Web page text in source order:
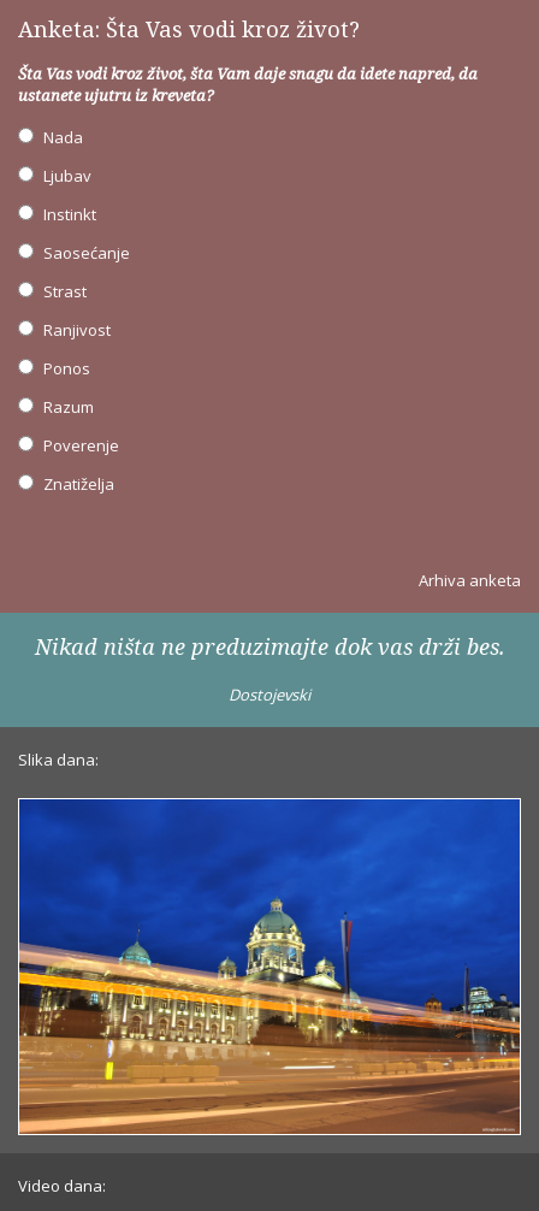
Anketa: Šta Vas vodi kroz život?
Šta Vas vodi kroz život, šta Vam daje snagu da idete napred, da
ustanete ujutru iz kreveta?
Nada
Ljubav
Instinkt
Saosećanje
Strast
Ranjivost
Ponos
Razum
Poverenje
Znatiželja
Arhiva anketa
Nikad ništa ne preduzimajte dok vas drži bes.
Dostojevski
Slika dana:
Video dana: